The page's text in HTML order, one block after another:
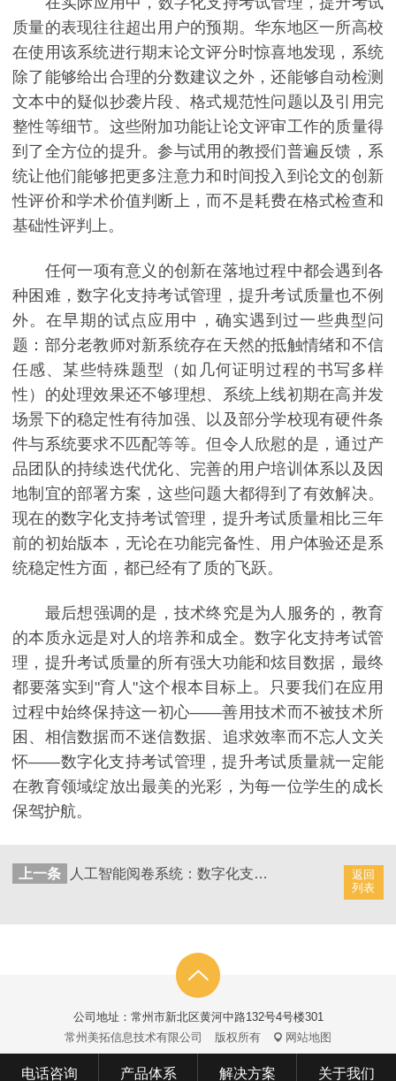
质量的表现往往超出用户的预期。华东地区一所高校
在使用该系统进行期末论文评分时惊喜地发现，系统
除了能够给出合理的分数建议之外，还能够自动检测
文本中的疑似抄袭片段、格式规范性问题以及引用完
整性等细节。这些附加功能让论文评审工作的质量得
到了全方位的提升。参与试用的教授们普遍反馈，系
统让他们能够把更多注意力和时间投入到论文的创新
性评价和学术价值判断上，而不是耗费在格式检查和
基础性评判上。
任何一项有意义的创新在落地过程中都会遇到各
种困难，数字化支持考试管理，提升考试质量也不例
外。在早期的试点应用中，确实遇到过一些典型问
题：部分老教师对新系统存在天然的抵触情绪和不信
任感、某些特殊题型（如几何证明过程的书写多样
性）的处理效果还不够理想、系统上线初期在高并发
场景下的稳定性有待加强、以及部分学校现有硬件条
件与系统要求不匹配等等。但令人欣慰的是，通过产
品团队的持续迭代优化、完善的用户培训体系以及因
地制宜的部署方案，这些问题大都得到了有效解决。
现在的数字化支持考试管理，提升考试质量相比三年
前的初始版本，无论在功能完备性、用户体验还是系
统稳定性方面，都已经有了质的飞跃。
最后想强调的是，技术终究是为人服务的，教育
的本质永远是对人的培养和成全。数字化支持考试管
理，提升考试质量的所有强大功能和炫目数据，最终
都要落实到"育人"这个根本目标上。只要我们在应用
过程中始终保持这一初心——善用技术而不被技术所
困、相信数据而不迷信数据、追求效率而不忘人文关
怀——数字化支持考试管理，提升考试质量就一定能
在教育领域绽放出最美的光彩，为每一位学生的成长
保驾护航。
返回
列表
上一条 人工智能阅卷系统：数字化支持考试管理，提高教学质量与效率
公司地址：常州市新北区黄河中路132号4号楼301
常州美拓信息技术有限公司
版权所有 网站地图
电话咨询 产品体系 解决方案 关于我们